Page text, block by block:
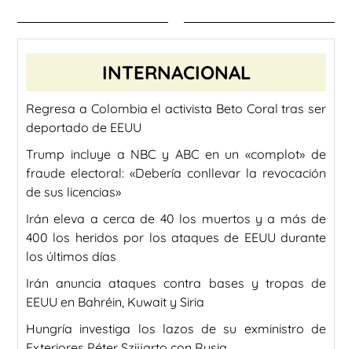
INTERNACIONAL
Regresa a Colombia el activista Beto Coral tras ser
deportado de EEUU
Trump incluye a NBC y ABC en un «complot» de
fraude electoral: «Debería conllevar la revocación
de sus licencias»
Irán eleva a cerca de 40 los muertos y a más de
400 los heridos por los ataques de EEUU durante
los últimos días
Irán anuncia ataques contra bases y tropas de
EEUU en Bahréin, Kuwait y Siria
Hungría investiga los lazos de su exministro de